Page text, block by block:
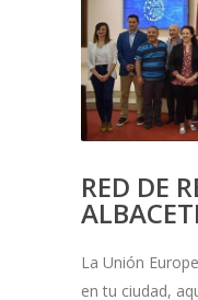
RED DE
La Unión
en tu ciudad,